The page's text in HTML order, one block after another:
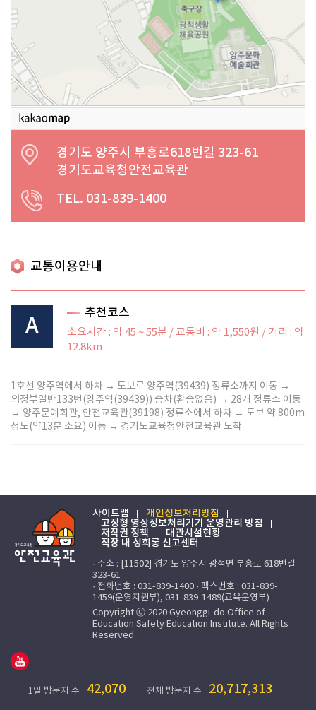
경기도 양주시 부흥로618번길 323-61
경기도교육청안전교육관
TEL. 031-839-1400
교통이용안내
A
추천코스
소요시간 : 약 45 ~ 55분 / 교통비 : 약 1,550원 / 거리 : 약
12.8km
1호선 양주역에서 하차 → 도보로 양주역(39439) 정류소까지 이동 →
의정부일반133번(양주역(39439)) 승차(환승없음) → 28개 정류소 이동
→ 양주문예회관, 안전교육관(39198) 정류소에서 하차 → 도보 약 800m
정도(약13분 소요) 이동 → 경기도교육청안전교육관 도착
사이트맵
개인정보처리방침
고정형 영상정보처리기기 운영관리 방침
저작권 정책
대관시설현황
직장 내 성희롱 신고센터
· 주소 : [11502] 경기도 양주시 광적면 부흥로 618번길
323-61
· 전화번호 : 031-839-1400 · 팩스번호 : 031-839-
1459(운영지원부), 031-839-1489(교육운영부)
Copyright ⓒ 2020 Gyeonggi-do Office of
Education Safety Education Institute. All Rights
Reserved.
1일 방문자 수 42,070 전체 방문자 수 20,717,313